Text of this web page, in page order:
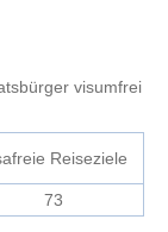
visumfrei
Reiseziele
73